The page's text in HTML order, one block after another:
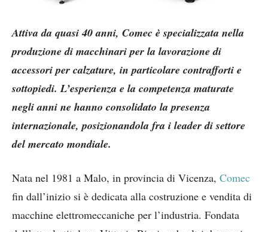
Attiva da quasi 40 anni, Comec è specializzata nella
produzione di macchinari per la lavorazione di
accessori per calzature, in particolare contrafforti e
sottopiedi. L’esperienza e la competenza maturate
negli anni ne hanno consolidato la presenza
internazionale, posizionandola fra i leader di settore
del mercato mondiale.
Nata nel 1981 a Malo, in provincia di Vicenza, Comec
fin dall’inizio si è dedicata alla costruzione e vendita di
macchine elettromeccaniche per l’industria. Fondata